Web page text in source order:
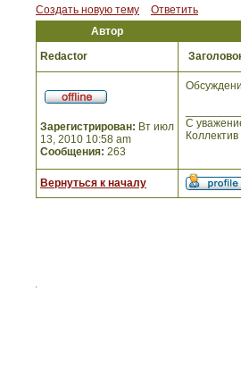
Создать новую тему
Ответить
Автор
Redactor
Зарегистрирован: Вт июл
13, 2010 10:58 am
Сообщения: 263
С
Вернуться к началу